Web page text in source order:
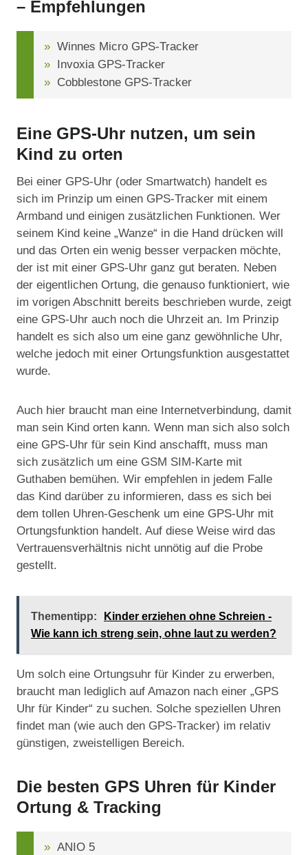
– Empfehlungen
Winnes Micro GPS-Tracker
Invoxia GPS-Tracker
Cobblestone GPS-Tracker
Eine GPS-Uhr nutzen, um sein
Kind zu orten
Bei einer GPS-Uhr (oder Smartwatch) handelt es
sich im Prinzip um einen GPS-Tracker mit einem
Armband und einigen zusätzlichen Funktionen. Wer
seinem Kind keine „Wanze“ in die Hand drücken will
und das Orten ein wenig besser verpacken möchte,
der ist mit einer GPS-Uhr ganz gut beraten. Neben
der eigentlichen Ortung, die genauso funktioniert, wie
im vorigen Abschnitt bereits beschrieben wurde, zeigt
eine GPS-Uhr auch noch die Uhrzeit an. Im Prinzip
handelt es sich also um eine ganz gewöhnliche Uhr,
welche jedoch mit einer Ortungsfunktion ausgestattet
wurde.
Auch hier braucht man eine Internetverbindung, damit
man sein Kind orten kann. Wenn man sich also solch
eine GPS-Uhr für sein Kind anschafft, muss man
sich zusätzlich um eine GSM SIM-Karte mit
Guthaben bemühen. Wir empfehlen in jedem Falle
das Kind darüber zu informieren, dass es sich bei
dem tollen Uhren-Geschenk um eine GPS-Uhr mit
Ortungsfunktion handelt. Auf diese Weise wird das
Vertrauensverhältnis nicht unnötig auf die Probe
gestellt.
Thementipp:
Kinder erziehen ohne Schreien -
Wie kann ich streng sein, ohne laut zu werden?
Um solch eine Ortungsuhr für Kinder zu erwerben,
braucht man lediglich auf Amazon nach einer „GPS
Uhr für Kinder“ zu suchen. Solche speziellen Uhren
findet man (wie auch den GPS-Tracker) im relativ
günstigen, zweistelligen Bereich.
Die besten GPS Uhren für Kinder
Ortung & Tracking
ANIO 5